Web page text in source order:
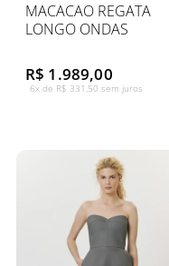
MACACAO REGATA
LONGO ONDAS
R$ 1.989,00
6x de R$ 331,50 sem juros